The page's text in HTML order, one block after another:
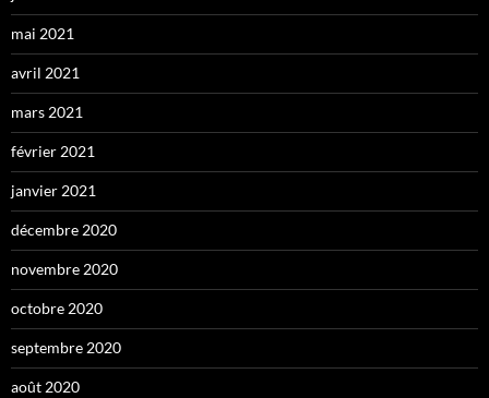
mai 2021
avril 2021
mars 2021
février 2021
janvier 2021
décembre 2020
novembre 2020
octobre 2020
septembre 2020
août 2020